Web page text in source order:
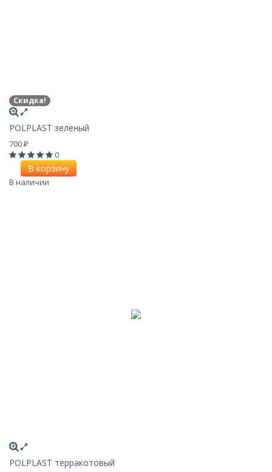
Скидка!
POLPLAST зеленый
700 ₽
0
В корзину
В наличии
POLPLAST терракотовый